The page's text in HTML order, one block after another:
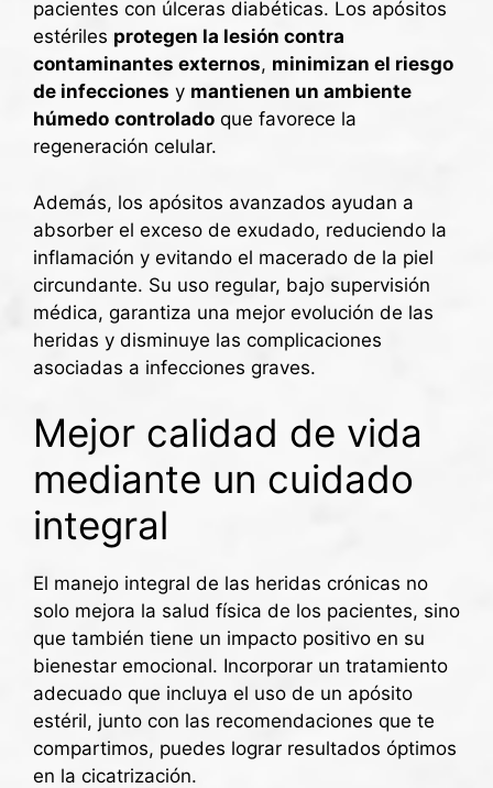
pacientes con úlceras diabéticas. Los apósitos
estériles protegen la lesión contra
contaminantes externos, minimizan el riesgo
de infecciones y mantienen un ambiente
húmedo controlado que favorece la
regeneración celular.
Además, los apósitos avanzados ayudan a
absorber el exceso de exudado, reduciendo la
inflamación y evitando el macerado de la piel
circundante. Su uso regular, bajo supervisión
médica, garantiza una mejor evolución de las
heridas y disminuye las complicaciones
asociadas a infecciones graves.
Mejor calidad de vida
mediante un cuidado
integral
El manejo integral de las heridas crónicas no
solo mejora la salud física de los pacientes, sino
que también tiene un impacto positivo en su
bienestar emocional. Incorporar un tratamiento
adecuado que incluya el uso de un apósito
estéril, junto con las recomendaciones que te
compartimos, puedes lograr resultados óptimos
en la cicatrización.